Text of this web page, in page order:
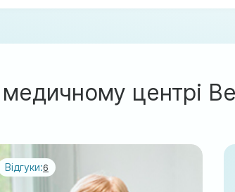
центрі
Відгуки:6